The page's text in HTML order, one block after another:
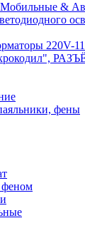
&
220V-
фены
феном